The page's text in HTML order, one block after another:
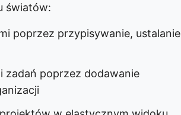
światów:
poprzez przypisywanie, ustalanie
zadań poprzez dodawanie